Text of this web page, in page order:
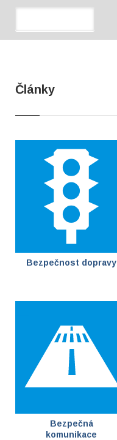
Články
Bezpečnost dopravy
Bezpečná
komunikace